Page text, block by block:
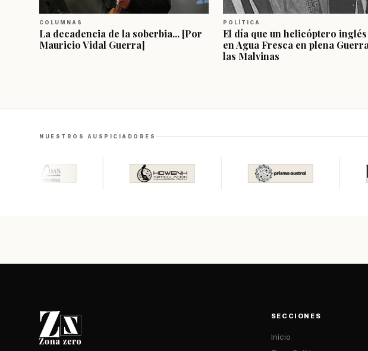
COLUMNAS
La decadencia de la soberbia... [Por
Mauricio Vidal Guerra]
POLÍTICA
El día que un helicóptero
en Agua Fresca en plena
las Malvinas
NUESTROS AUSPICIADORES
SECCIONES
Inicio